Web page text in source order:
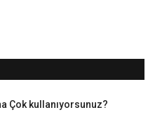
Çok kullanıyorsunuz?